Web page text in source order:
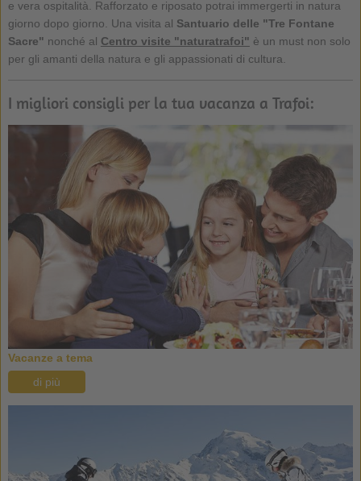
e vera ospitalità. Rafforzato e riposato potrai immergerti in natura
giorno dopo giorno. Una visita al Santuario delle "Tre Fontane
Sacre" nonché al Centro visite "naturatrafoi" è un must non solo
per gli amanti della natura e gli appassionati di cultura.
I migliori consigli per la tua vacanza a Trafoi:
Vacanze a tema
di più